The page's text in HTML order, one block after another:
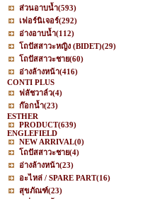
ส่วนอาบน้ำ(593)
เฟอร์นิเจอร์(292)
อ่างอาบน้ำ(112)
โถปัสสาวะหญิง (BIDET)(29)
โถปัสสาวะชาย(60)
อ่างล้างหน้า(416)
CONTI PLUS
ฟลัชวาล์ว(4)
ก๊อกน้ำ(23)
ESTHER
PRODUCT(639)
ENGLEFIELD
NEW ARRIVAL(0)
โถปัสสาวะชาย(4)
อ่างล้างหน้า(23)
อะไหล่ / SPARE PART(16)
สุขภัณฑ์(23)